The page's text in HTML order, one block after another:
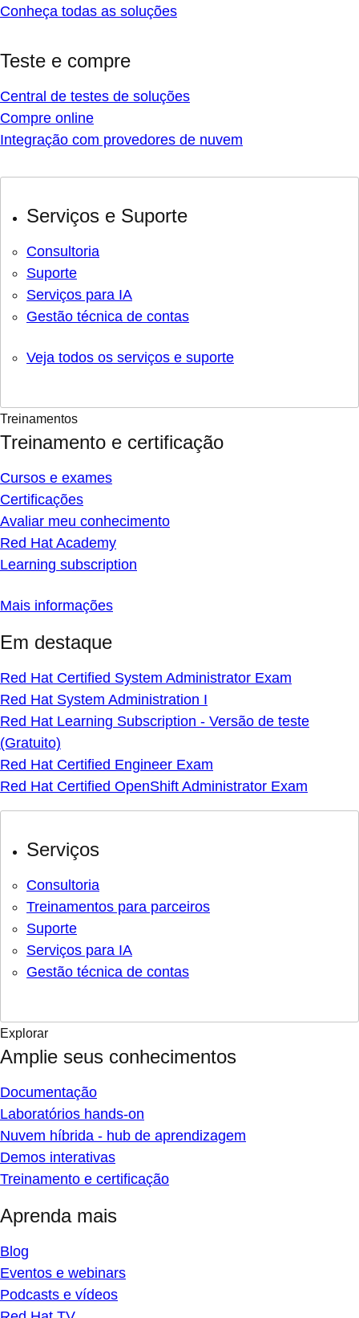
Conheça todas as soluções
Teste e compre
Central de testes de soluções
Compre online
Integração com provedores de nuvem
Serviços e Suporte
Consultoria
Suporte
Serviços para IA
Gestão técnica de contas
Veja todos os serviços e suporte
Treinamentos
Treinamento e certificação
Cursos e exames
Certificações
Avaliar meu conhecimento
Red Hat Academy
Learning subscription
Mais informações
Em destaque
Red Hat Certified System Administrator Exam
Red Hat System Administration I
Red Hat Learning Subscription - Versão de teste
(Gratuito)
Red Hat Certified Engineer Exam
Red Hat Certified OpenShift Administrator Exam
Serviços
Consultoria
Treinamentos para parceiros
Suporte
Serviços para IA
Gestão técnica de contas
Explorar
Amplie seus conhecimentos
Documentação
Laboratórios hands-on
Nuvem híbrida - hub de aprendizagem
Demos interativas
Treinamento e certificação
Aprenda mais
Blog
Eventos e webinars
Podcasts e vídeos